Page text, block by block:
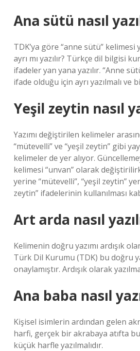
Ana sütü nasıl
TDK’ya göre “anne sütü” kelimesi
ayrı mı yazılır? Türkçe dil bilgisi
ifadeler yan yana yazılır. “Anne
ifade olduğu için ayrı yazılmalı ve
Yeşil zeytin nasıl
Yazımı değiştirilen kelimeler
“mütevelli” ve “yeşil zeytin” gibi
kelimeler de yer alıyor.
kelimesi “unvan” olarak
yerine “mütevelli”, “yeşil zeytin”
zeytin” ifadelerinin kullanılması
Art arda nasıl
Kelimenin doğru yazımı ardışık
Türk Dil Kurumu (TDK) bu doğru
onaylamıştır. Ardışık olarak
Ana baba nasıl
Kişisel isimlerin ardından gelen
harfi, gerçek bir akrabaya atıfta
küçük harfle yazılmalıdır.